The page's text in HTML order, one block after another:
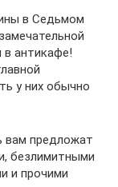
в Седьмом
в антикафе!
у них обычно
вам предложат
безлимитными
и прочими